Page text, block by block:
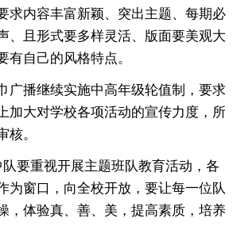
求内容丰富新颖、突出主题、每期必
、且形式要多样灵活、版面要美观大
有自己的风格特点。
广播继续实施中高年级轮值制，要求
加大对学校各项活动的宣传力度，所
核。
要重视开展主题班队教育活动，各
为窗口，向全校开放，要让每一位队
，体验真、善、美，提高素质，培养